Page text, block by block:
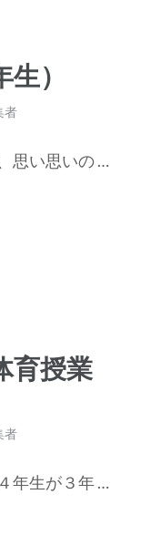
）
者
思い思いの …
育授業
者
年生が３年 …